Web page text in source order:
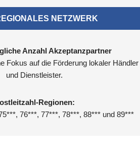
NETZWERK
Anzahl Akzeptanzpartner
Fokus auf die Förderung lokaler Händler
und Dienstleister.
Regionen:
76***, 77***, 78***, 88*** und 89***